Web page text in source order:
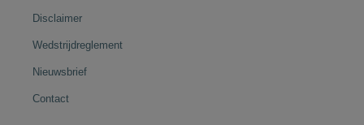
Disclaimer
Wedstrijdreglement
Nieuwsbrief
Contact